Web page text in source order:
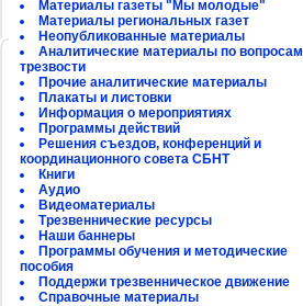
Материалы газеты "Мы молодые"
Материалы региональных газет
Неопубликованные материалы
Аналитические материалы по вопросам
трезвости
Прочие аналитические материалы
Плакаты и листовки
Информация о мероприятиях
Программы действий
Решения съездов, конференций и
координационного совета СБНТ
Книги
Аудио
Видеоматериалы
Трезвеннические ресурсы
Наши баннеры
Программы обучения и методические
пособия
Поддержи трезвенническое движение
Справочные материалы